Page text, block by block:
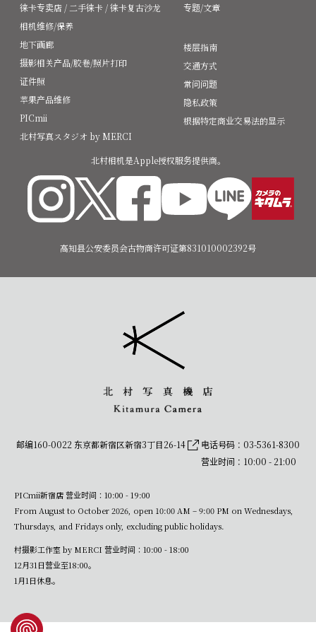
徕卡专卖店 / 二手徕卡 / 徕卡复古沙龙
相机维修/保养
地下画廊
摄影相关产品/胶卷/照片打印
证件照
苹果产品维修
PICmii
北村写真スタジオ by MERCI
北村相机是Apple授权服务提供商。
专题/文章
楼层指南
交通方式
常问问题
隐私政策
根据特定商业交易法的显示
高知县公安委员会古物商许可证第831010002392号
邮编160-0022 东京都新宿区新宿3丁目26-14
电话号码：03-5361-8300
营业时间：10:00 - 21:00
PICmii新宿店 营业时间：10:00 - 19:00
From August to October 2026, open 10:00 AM – 9:00 PM on Wednesdays,
Thursdays, and Fridays only, excluding public holidays.
村摄影工作室 by MERCI 营业时间：10:00 - 18:00
12月31日营业至18:00。
1月1日休息。